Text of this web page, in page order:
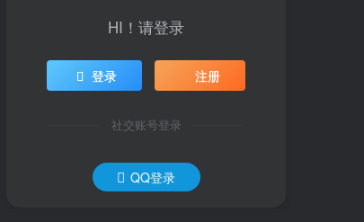
HI！请登录
登录 注册
社交账号登录
QQ登录